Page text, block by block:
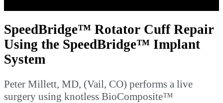
Video
SpeedBridge™ Rotator Cuff Repair
Using the SpeedBridge™ Implant
System
Peter Millett, MD, (Vail, CO) performs a live
surgery using knotless BioComposite™